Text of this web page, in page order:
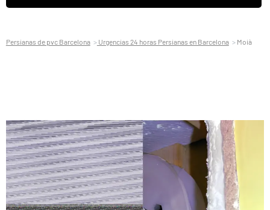
Persianas de pvc Barcelona Urgencias 24 horas Persianas en Barcelona Moià